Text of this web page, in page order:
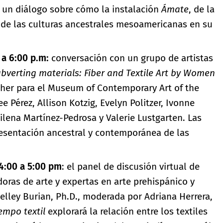
diálogo sobre cómo la instalaciónÁmate, de la
las culturas ancestrales mesoamericanas en su
6:00 p.m: conversación con un grupo de artistas
materials: Fiber and Textile Art by Women
para el Museum of Contemporary Art of the
Pérez, Allison Kotzig, Evelyn Politzer, Ivonne
Martínez-Pedrosa y Valerie Lustgarten. Las
ancestral y contemporánea de las
a 5:00 pm: el panel de discusión virtual de
de arte y expertas en arte prehispánico y
Burian, Ph.D., moderada por Adriana Herrera,
textil explorará la relación entre los textiles